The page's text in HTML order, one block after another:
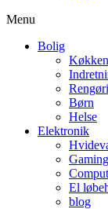
Menu
Bolig
Børn
Helse
Elektronik
El
blog